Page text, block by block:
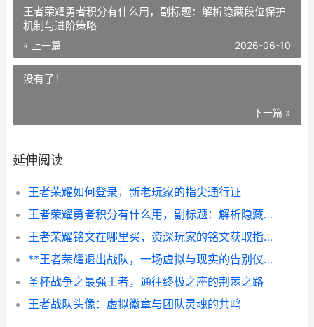
王者荣耀勇者积分有什么用，副标题：解析隐藏段位保护
机制与进阶策略
« 上一篇 2026-06-10
没有了！
下一篇 »
延伸阅读
王者荣耀如何登录，新老玩家的指尖通行证
王者荣耀勇者积分有什么用，副标题：解析隐藏段位保护机制与进阶策略
王者荣耀铭文在哪里买，资深玩家的铭文获取指南
**王者荣耀退出战队，一场虚拟与现实的告别仪式**
圣杯战争之最强王者，通往终极之座的荆棘之路
王者战队头像：虚拟徽章与团队灵魂的共鸣